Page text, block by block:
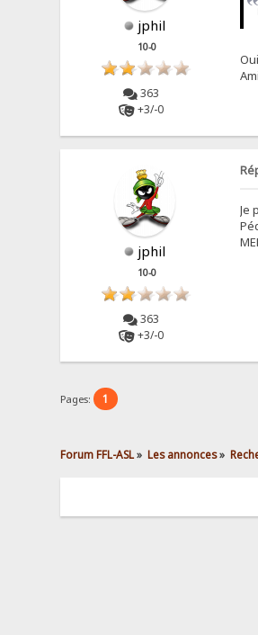
jphil
10-0
363
+3/-0
jphil
10-0
363
+3/-0
Je
Pages: 1
Forum FFL-ASL» Les annonces»